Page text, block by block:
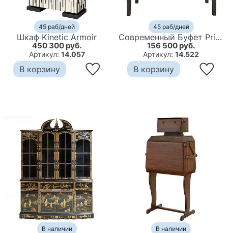
45 раб/дней
Шкаф Kinetic Armoir
450 300 руб.
Артикул: 14.057
В корзину
45 раб/дней
Современный Буфет Primo с 2 дверцами Темный орех
156 500 руб.
Артикул:14.522
В корзину
В наличии В наличии